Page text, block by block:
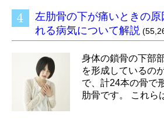
左肋骨の下が痛いときの
れる病気について解説
身体の鎖骨の下部
を形成しているの
で、計24本の骨で
肋骨です。 これら